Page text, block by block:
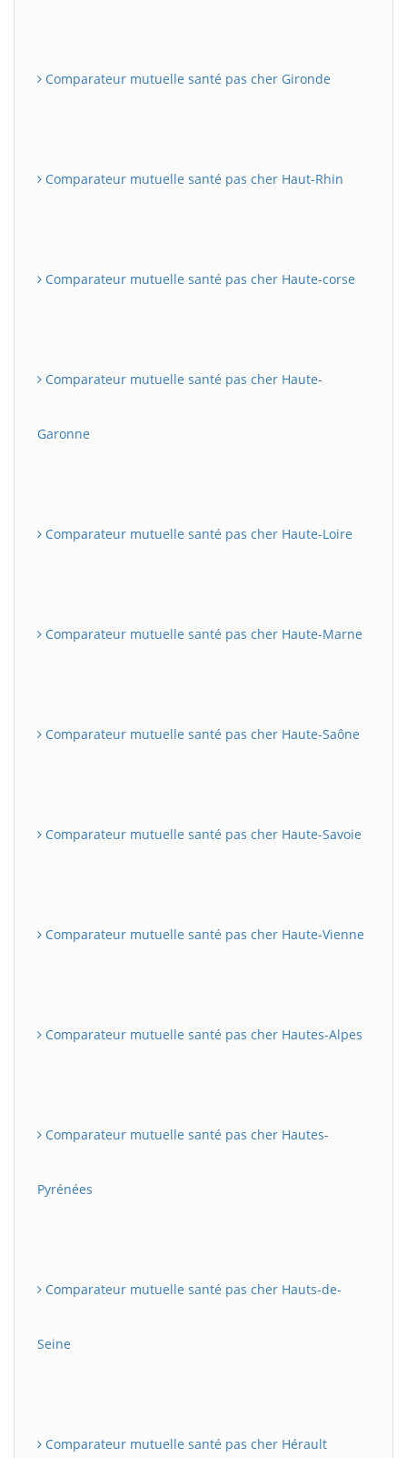
Comparateur mutuelle santé pas cher Gironde
Comparateur mutuelle santé pas cher Haut-Rhin
Comparateur mutuelle santé pas cher Haute-corse
Comparateur mutuelle santé pas cher Haute-
Garonne
Comparateur mutuelle santé pas cher Haute-Loire
Comparateur mutuelle santé pas cher Haute-Marne
Comparateur mutuelle santé pas cher Haute-Saône
Comparateur mutuelle santé pas cher Haute-Savoie
Comparateur mutuelle santé pas cher Haute-Vienne
Comparateur mutuelle santé pas cher Hautes-Alpes
Comparateur mutuelle santé pas cher Hautes-
Pyrénées
Comparateur mutuelle santé pas cher Hauts-de-
Seine
Comparateur mutuelle santé pas cher Hérault